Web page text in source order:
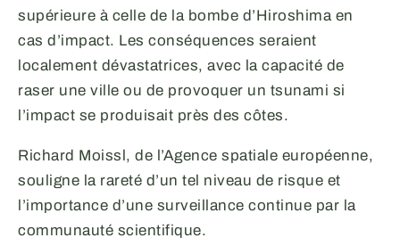
supérieure à celle de la bombe d’Hiroshima en
cas d’impact. Les conséquences seraient
localement dévastatrices, avec la capacité de
raser une ville ou de provoquer un tsunami si
l’impact se produisait près des côtes.
Richard Moissl, de l’Agence spatiale européenne,
souligne la rareté d’un tel niveau de risque et
l’importance d’une surveillance continue par la
communauté scientifique.